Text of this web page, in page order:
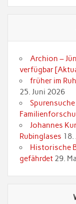
Archion –
verfügbar
früher im
25. Juni 2026
Johannes
Rubinglases 18.
Historische
gefährdet 29.